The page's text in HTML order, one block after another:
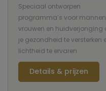
Speciaal ontworpen
programma’s voor
vrouwen en huidverjonging
je gezondheid te versterken
lichtheid te ervaren
Details & prijzen